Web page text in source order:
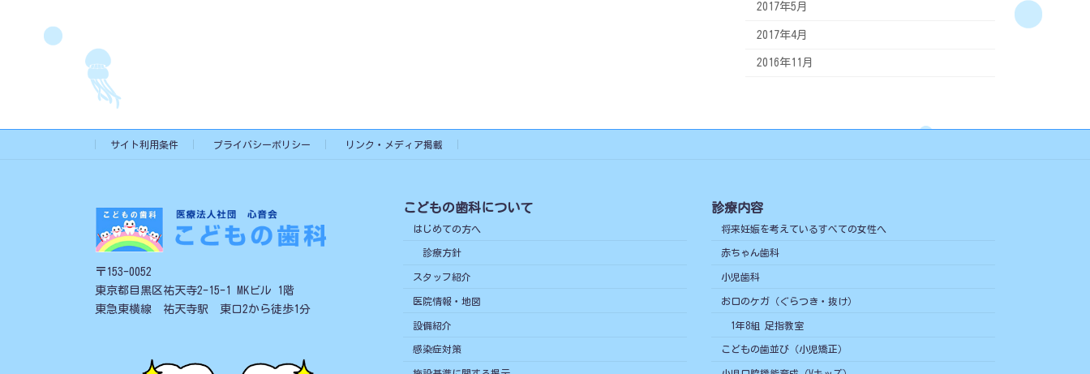
2017年5月
2017年4月
2016年11月
サイト利用条件 プライバシーポリシー リンク・メディア掲載
〒153-0052
東京都目黒区祐天寺2-15-1 MKビル 1階
東急東横線 祐天寺駅 東口2から徒歩1分
こどもの歯科について
はじめての方へ
診療方針
スタッフ紹介
医院情報・地図
設備紹介
感染症対策
診療内容
将来妊娠を考えているすべての女性へ
赤ちゃん歯科
小児歯科
お口のケガ（ぐらつき・抜け）
1年8組 足指教室
こどもの歯並び（小児矯正）